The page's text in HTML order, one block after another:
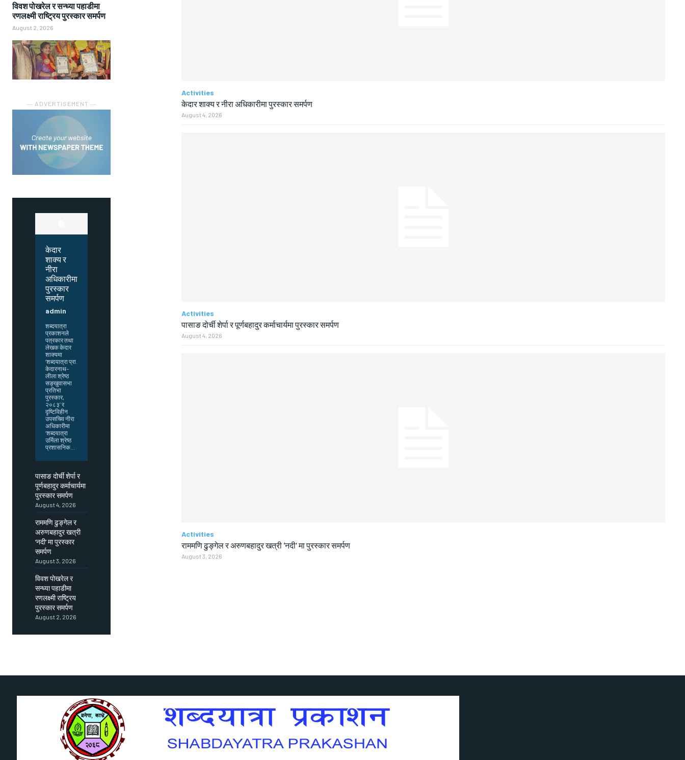
विवश पोखरेल र सन्ध्या पहाडीमा
रणलक्ष्मी राष्ट्रिय पुरस्कार समर्पण
August 2, 2026
― ADVERTISEMENT ―
केदार
शाक्य र
नीरा
अधिकारीमा
पुरस्कार
समर्पण
admin
शब्दयात्रा
प्रकाशनले
पत्रकार तथा
लेखक केदार
शाक्यमा
‘शब्दयात्रा प्रा.
केदारनाथ–
लीला श्रेष्ठ
सङ्खुवासभा
प्रतिभा
पुरस्कार,
२०८३’ र
दृष्टिविहीन
उपसचिव नीरा
अधिकारीमा
‘शब्दयात्रा
उर्मिला श्रेष्ठ
प्रशासनिक...
पासाङ दोर्ची शेर्पा र
पूर्णबहादुर कर्माचार्यमा
पुरस्कार समर्पण
August 4, 2026
राममणि ढुङ्गेल र
अरुणबहादुर खत्री
‘नदी’ मा पुरस्कार
समर्पण
August 3, 2026
विवश पोखरेल र
सन्ध्या पहाडीमा
रणलक्ष्मी राष्ट्रिय
पुरस्कार समर्पण
August 2, 2026
Activities
केदार शाक्य र नीरा अधिकारीमा पुरस्कार समर्पण
August 4, 2026
Activities
पासाङ दोर्ची शेर्पा र पूर्णबहादुर कर्माचार्यमा पुरस्कार समर्पण
August 4, 2026
Activities
राममणि ढुङ्गेल र अरुणबहादुर खत्री ‘नदी’ मा पुरस्कार समर्पण
August 3, 2026